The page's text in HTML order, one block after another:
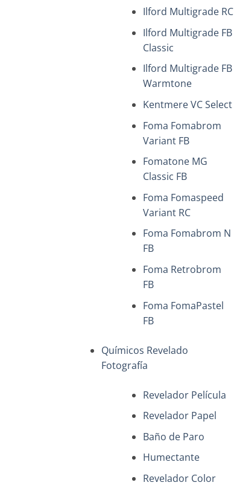
Ilford Multigrade RC
Ilford Multigrade FB
Classic
Ilford Multigrade FB
Warmtone
Kentmere VC Select
Foma Fomabrom
Variant FB
Fomatone MG
Classic FB
Foma Fomaspeed
Variant RC
Foma Fomabrom N
FB
Foma Retrobrom
FB
Foma FomaPastel
FB
Químicos Revelado
Fotografía
Revelador Película
Revelador Papel
Baño de Paro
Humectante
Revelador Color